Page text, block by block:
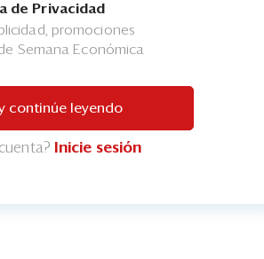
de Privacidad
promociones
Semana Económica
continúe leyendo
Inicie sesión